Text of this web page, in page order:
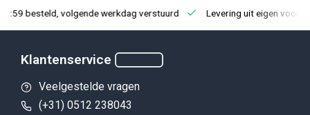
besteld, volgende werkdag verstuurd Levering uit eigen
Klantenservice
Veelgestelde vragen
(+31) 0512 238043